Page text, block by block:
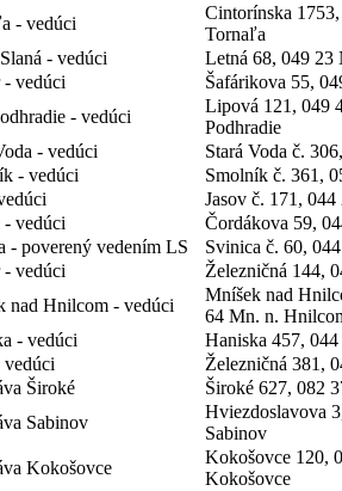
- vedúci
Cintorínska
Tornaľa
- vedúci
Letná 68, 049 23
vedúci
Šafárikova 55,
- vedúci
Lipová 121, 049
Podhradie
- vedúci
Stará Voda č.
- vedúci
Smolník č. 361,
Jasov č. 171, 044
- vedúci
Čordákova 59,
- poverený vedením LS
Svinica č. 60,
vedúci
Železničná 144,
nad Hnilcom - vedúci
Mníšek nad
64 Mn. n.
- vedúci
Haniska 457,
vedúci
Železničná 381,
Široké
Široké 627, 082
Sabinov
Hviezdoslavova
Sabinov
Kokošovce
Kokošovce 120,
Kokošovce